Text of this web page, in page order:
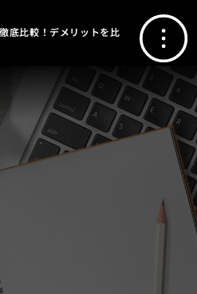
底比較！デメリットを比